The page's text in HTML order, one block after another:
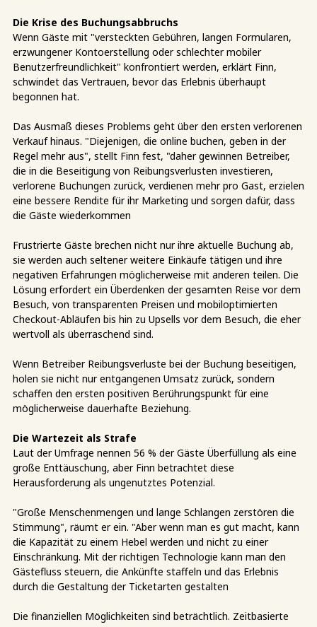
Die Krise des Buchungsabbruchs
Wenn Gäste mit "versteckten Gebühren, langen Formularen,
erzwungener Kontoerstellung oder schlechter mobiler
Benutzerfreundlichkeit" konfrontiert werden, erklärt Finn,
schwindet das Vertrauen, bevor das Erlebnis überhaupt
begonnen hat.
Das Ausmaß dieses Problems geht über den ersten verlorenen
Verkauf hinaus. "Diejenigen, die online buchen, geben in der
Regel mehr aus", stellt Finn fest, "daher gewinnen Betreiber,
die in die Beseitigung von Reibungsverlusten investieren,
verlorene Buchungen zurück, verdienen mehr pro Gast, erzielen
eine bessere Rendite für ihr Marketing und sorgen dafür, dass
die Gäste wiederkommen
Frustrierte Gäste brechen nicht nur ihre aktuelle Buchung ab,
sie werden auch seltener weitere Einkäufe tätigen und ihre
negativen Erfahrungen möglicherweise mit anderen teilen. Die
Lösung erfordert ein Überdenken der gesamten Reise vor dem
Besuch, von transparenten Preisen und mobiloptimierten
Checkout-Abläufen bis hin zu Upsells vor dem Besuch, die eher
wertvoll als überraschend sind.
Wenn Betreiber Reibungsverluste bei der Buchung beseitigen,
holen sie nicht nur entgangenen Umsatz zurück, sondern
schaffen den ersten positiven Berührungspunkt für eine
möglicherweise dauerhafte Beziehung.
Die Wartezeit als Strafe
Laut der Umfrage nennen 56 % der Gäste Überfüllung als eine
große Enttäuschung, aber Finn betrachtet diese
Herausforderung als ungenutztes Potenzial.
"Große Menschenmengen und lange Schlangen zerstören die
Stimmung", räumt er ein. "Aber wenn man es gut macht, kann
die Kapazität zu einem Hebel werden und nicht zu einer
Einschränkung. Mit der richtigen Technologie kann man den
Gästefluss steuern, die Ankünfte staffeln und das Erlebnis
durch die Gestaltung der Ticketarten gestalten
Die finanziellen Möglichkeiten sind beträchtlich. Zeitbasierte